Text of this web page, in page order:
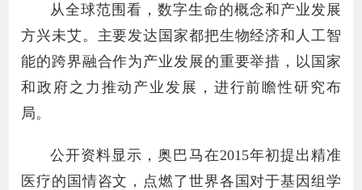
从全球范围看，数字生命的概念和产业发展
方兴未艾。主要发达国家都把生物经济和人工智
能的跨界融合作为产业发展的重要举措，以国家
和政府之力推动产业发展，进行前瞻性研究布
局。
公开资料显示，奥巴马在2015年初提出精准
医疗的国情咨文，点燃了世界各国对于基因组学